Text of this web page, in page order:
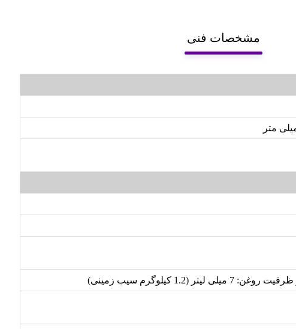
مشخصات فنی